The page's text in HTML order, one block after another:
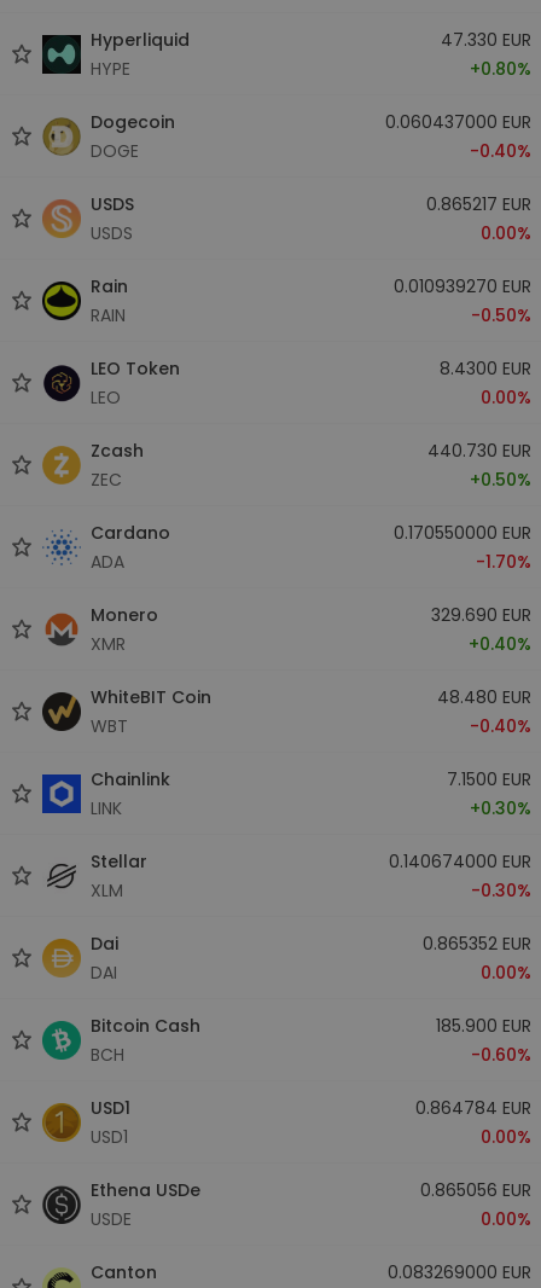
Hyperliquid
HYPE
47.330 EUR
+0.80%
Dogecoin
DOGE
0.060437000 EUR
-0.40%
USDS
USDS
0.865217 EUR
0.00%
Rain
RAIN
0.010939270 EUR
-0.50%
LEO Token
LEO
8.4300 EUR
0.00%
Zcash
ZEC
440.730 EUR
+0.50%
Cardano
ADA
0.170550000 EUR
-1.70%
Monero
XMR
329.690 EUR
+0.40%
WhiteBIT Coin
WBT
48.480 EUR
-0.40%
Chainlink
LINK
7.1500 EUR
+0.30%
Stellar
XLM
0.140674000 EUR
-0.30%
Dai
DAI
0.865352 EUR
0.00%
Bitcoin Cash
BCH
185.900 EUR
-0.60%
USD1
USD1
0.864784 EUR
0.00%
Ethena USDe
USDE
0.865056 EUR
0.00%
Canton
0.083269000 EUR